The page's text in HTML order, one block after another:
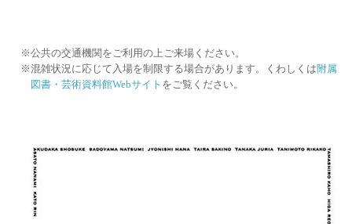
公共の交通機関をご利用の上ご来場ください。
混雑状況に応じて入場を制限する場合があります。くわしくは 附属
図書・芸術資料館Webサイト をご覧ください。